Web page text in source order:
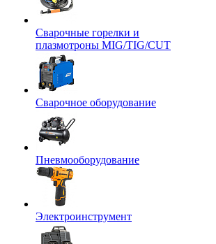
Сварочные горелки и
плазмотроны MIG/TIG/CUT
Сварочное оборудование
Пневмооборудование
Электроинструмент